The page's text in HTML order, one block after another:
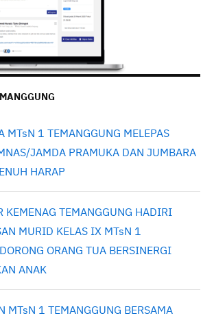
MTsN 1 TEMANGGUNG MELEPAS
JAMDA PRAMUKA DAN JUMBARA
HARAP
KEMENAG TEMANGGUNG HADIRI
MURID KELAS IX MTsN 1
ORANG TUA BERSINERGI
ANAK
MTsN 1 TEMANGGUNG BERSAMA